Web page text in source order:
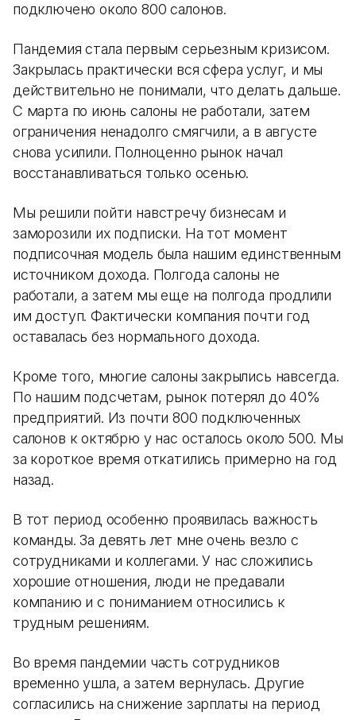
подключено около 800 салонов.
Пандемия стала первым серьезным кризисом.
Закрылась практически вся сфера услуг, и мы
действительно не понимали, что делать дальше.
С марта по июнь салоны не работали, затем
ограничения ненадолго смягчили, а в августе
снова усилили. Полноценно рынок начал
восстанавливаться только осенью.
Мы решили пойти навстречу бизнесам и
заморозили их подписки. На тот момент
подписочная модель была нашим единственным
источником дохода. Полгода салоны не
работали, а затем мы еще на полгода продлили
им доступ. Фактически компания почти год
оставалась без нормального дохода.
Кроме того, многие салоны закрылись навсегда.
По нашим подсчетам, рынок потерял до 40%
предприятий. Из почти 800 подключенных
салонов к октябрю у нас осталось около 500. Мы
за короткое время откатились примерно на год
назад.
В тот период особенно проявилась важность
команды. За девять лет мне очень везло с
сотрудниками и коллегами. У нас сложились
хорошие отношения, люди не предавали
компанию и с пониманием относились к
трудным решениям.
Во время пандемии часть сотрудников
временно ушла, а затем вернулась. Другие
согласились на снижение зарплаты на период